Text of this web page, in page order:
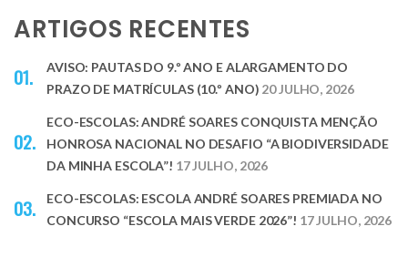
ARTIGOS RECENTES
AVISO: PAUTAS DO 9.º ANO E ALARGAMENTO DO
PRAZO DE MATRÍCULAS (10.º ANO) 20 JULHO, 2026
ECO-ESCOLAS: ANDRÉ SOARES CONQUISTA MENÇÃO
HONROSA NACIONAL NO DESAFIO “A BIODIVERSIDADE
DA MINHA ESCOLA”! 17 JULHO, 2026
ECO-ESCOLAS: ESCOLA ANDRÉ SOARES PREMIADA NO
CONCURSO “ESCOLA MAIS VERDE 2026”! 17 JULHO, 2026